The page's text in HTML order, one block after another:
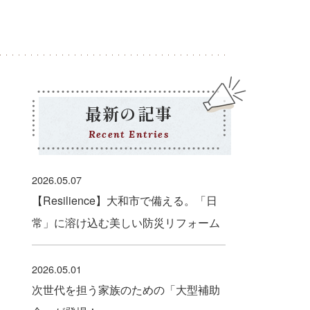
最新の記事
Recent Entries
2026.05.07
【Resilience】大和市で備える。「日
常」に溶け込む美しい防災リフォーム
2026.05.01
次世代を担う家族のための「大型補助